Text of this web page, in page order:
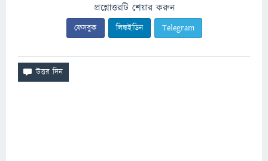
প্রশ্নোত্তরটি শেয়ার করুন
ফেসবুক লিঙ্কইডিন Telegram